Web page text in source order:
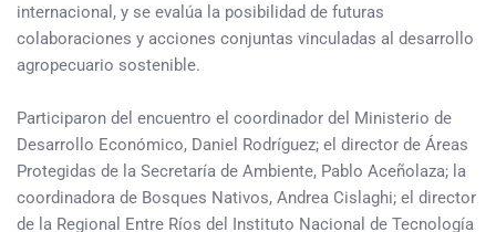
internacional, y se evalúa la posibilidad de futuras
colaboraciones y acciones conjuntas vinculadas al desarrollo
agropecuario sostenible.
Participaron del encuentro el coordinador del Ministerio de
Desarrollo Económico, Daniel Rodríguez; el director de Áreas
Protegidas de la Secretaría de Ambiente, Pablo Aceñolaza; la
coordinadora de Bosques Nativos, Andrea Cislaghi; el director
de la Regional Entre Ríos del Instituto Nacional de Tecnología